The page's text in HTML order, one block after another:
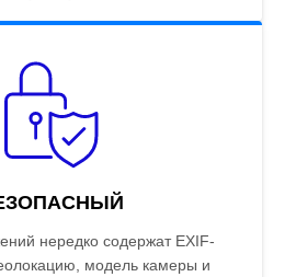
нередко содержат EXIF-
модель камеры и